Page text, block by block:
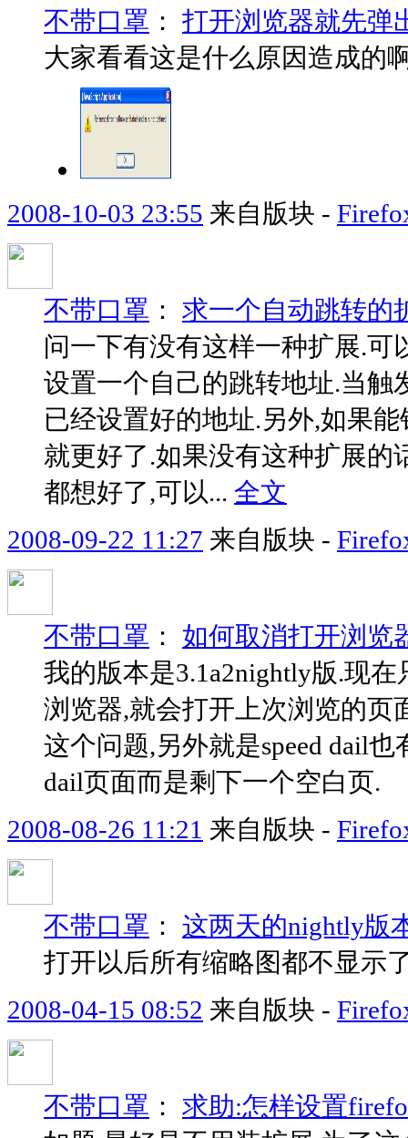
不带口罩 ： 打开浏览器就先弹
大家看看这是什么原因造成的
2008-10-03 23:55 来自版块 -
不带口罩 ： 求一个自动跳转的
问一下有没有这样一种扩展.可
设置一个自己的跳转地址.当触
已经设置好的地址.另外,如果
就更好了.如果没有这种扩展的
都想好了,可以... 全文
2008-09-22 11:27 来自版块 -
不带口罩 ： 如何取消打开浏览
我的版本是3.1a2nightly版.现
浏览器,就会打开上次浏览的页
这个问题,另外就是speed dail
dail页面而是剩下一个空白页.
2008-08-26 11:21 来自版块 -
不带口罩 ： 这两天的nightly版
打开以后所有缩略图都不显示
2008-04-15 08:52 来自版块 -
不带口罩 ： 求助:怎样设置